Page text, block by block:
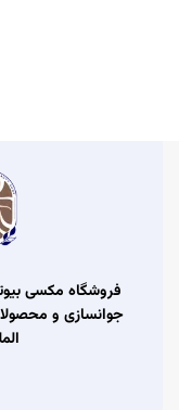
فروشگاه مکسی
جوانسازی و